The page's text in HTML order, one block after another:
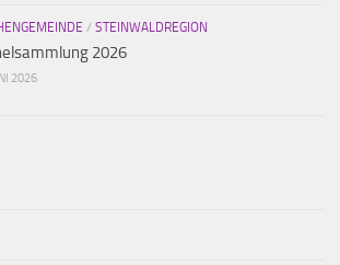
/ STEINWALDREGION
2026
2026